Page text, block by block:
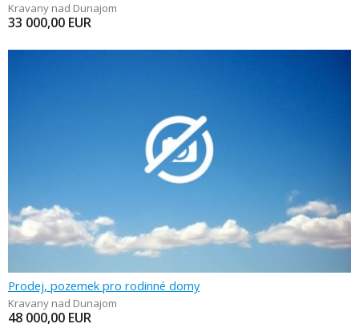
Kravany nad Dunajom
33 000,00 EUR
Prodej, pozemek pro rodinné domy
Kravany nad Dunajom
48 000,00 EUR